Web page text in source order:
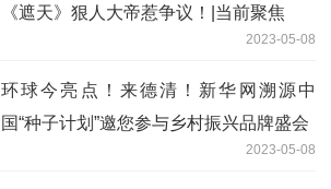
《遮天》狠人大帝惹争议！|当前聚焦
2023-05-08
环球今亮点！来德清！新华网溯源中
国“种子计划”邀您参与乡村振兴品牌盛会
2023-05-08